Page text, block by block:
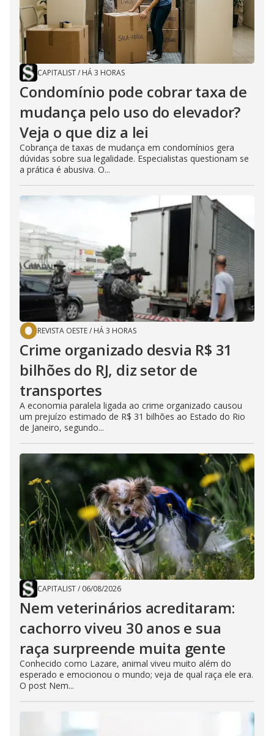
CAPITALIST/ HÁ 3 HORAS
Condomínio pode cobrar taxa de
mudança pelo uso do elevador?
Veja o que diz a lei
Cobrança de taxas de mudança em condomínios gera
dúvidas sobre sua legalidade. Especialistas questionam se
a prática é abusiva. O...
REVISTA OESTE/ HÁ 3 HORAS
Crime organizado desvia R$ 31
bilhões do RJ, diz setor de
transportes
A economia paralela ligada ao crime organizado causou
um prejuízo estimado de R$ 31 bilhões ao Estado do Rio
de Janeiro, segundo...
CAPITALIST/ 06/08/2026
Nem veterinários acreditaram:
cachorro viveu 30 anos e sua
raça surpreende muita gente
Conhecido como Lazare, animal viveu muito além do
esperado e emocionou o mundo; veja de qual raça ele era.
O post Nem...